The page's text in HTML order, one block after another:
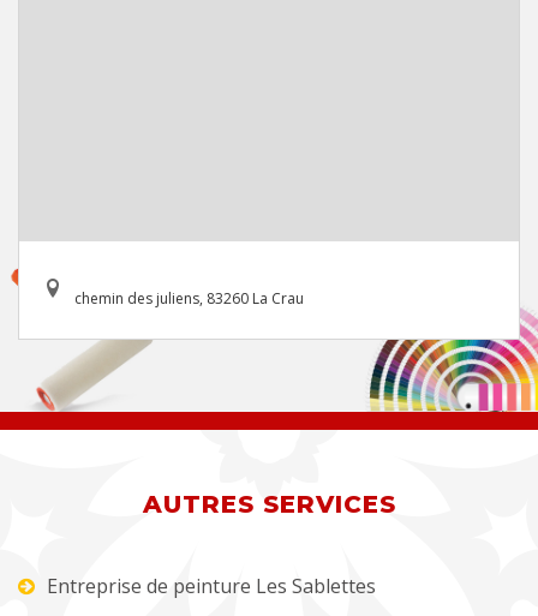
chemin des juliens, 83260 La Crau
AUTRES SERVICES
Entreprise de peinture Les Sablettes